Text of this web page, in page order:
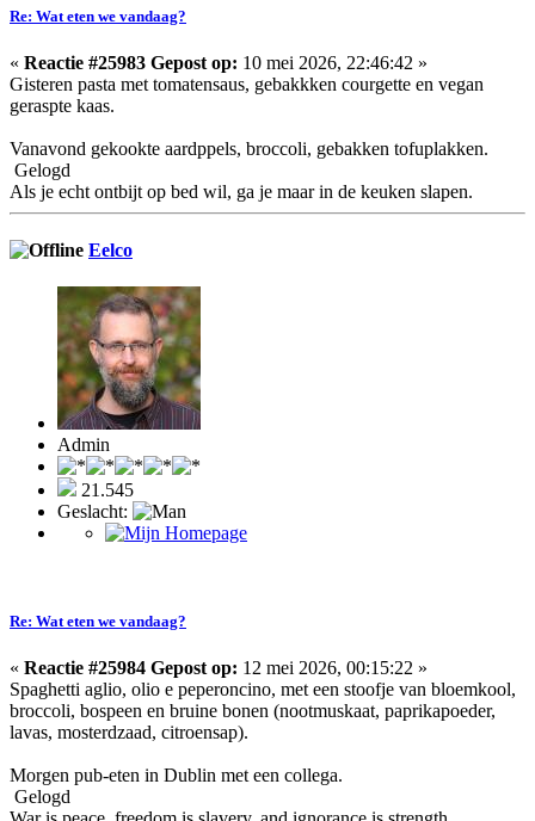
Re: Wat eten we vandaag?
« Reactie #25983 Gepost op: 10 mei 2026, 22:46:42 »
Gisteren pasta met tomatensaus, gebakkken courgette en vegan
geraspte kaas.
Vanavond gekookte aardppels, broccoli, gebakken tofuplakken.
Gelogd
Als je echt ontbijt op bed wil, ga je maar in de keuken slapen.
Eelco
Admin
21.545
Geslacht:
Re: Wat eten we vandaag?
« Reactie #25984 Gepost op: 12 mei 2026, 00:15:22 »
Spaghetti aglio, olio e peperoncino, met een stoofje van bloemkool,
broccoli, bospeen en bruine bonen (nootmuskaat, paprikapoeder,
lavas, mosterdzaad, citroensap).
Morgen pub-eten in Dublin met een collega.
Gelogd